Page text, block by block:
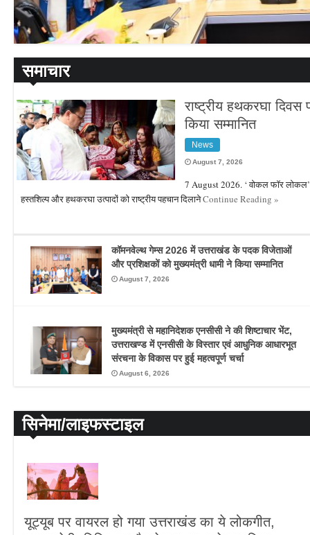
समाचार
राष्ट्रीय हथकरघा
किया सम्मानित
News
August 7, 2026
7 August 2026. ‘ वोकल फॉर
हस्तशिल्प और हथकरघा उत्पादों को राष्ट्रीय पहचान दिलानेContinue Reading »
कॉमनवेल्थ गेम्स 2026 में उत्तराखंड के पदक विजेताओं
और प्रशिक्षकों को मुख्यमंत्री धामी ने किया सम्मानित
August 7, 2026
मुख्यमंत्री से महानिदेशक एनसीसी ने की शिष्टाचार भेंट,
उत्तराखण्ड में एनसीसी के विस्तार एवं आधुनिक आधारभूत
संरचना के विकास पर हुई महत्वपूर्ण चर्चा
August 6, 2026
सिनेमा/लाइफस्टाइल
यूट्यूब पर वायरल हो गया उत्तराखंड का ये लोकगीत,